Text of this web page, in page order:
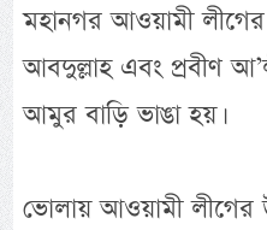
মহানগর আওয়ামী
আবদুল্লাহ এবং প্রবীণ
আমুর বাড়ি ভাঙা হয়।
ভোলায় আওয়ামী লীগের